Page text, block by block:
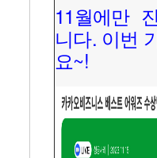
11월에만
니다. 이번
요~!